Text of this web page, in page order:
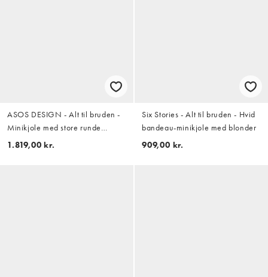
ASOS DESIGN - Alt til bruden -
Minikjole med store runde
pailletter og firkantet hals
1.819,00 kr.
Six Stories - Alt til bruden - Hvid
bandeau-minikjole med blonder
909,00 kr.